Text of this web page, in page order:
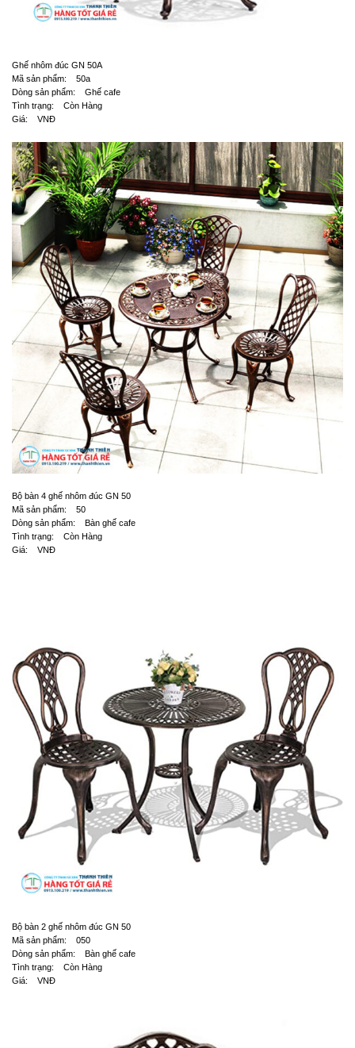
Ghế nhôm đúc GN 50A
Mã sản phẩm: 50a
Dòng sản phẩm: Ghế cafe
Tình trạng: Còn Hàng
Giá: VNĐ
Bộ bàn 4 ghế nhôm đúc GN 50
Mã sản phẩm: 50
Dòng sản phẩm: Bàn ghế cafe
Tình trạng: Còn Hàng
Giá: VNĐ
Bộ bàn 2 ghế nhôm đúc GN 50
Mã sản phẩm: 050
Dòng sản phẩm: Bàn ghế cafe
Tình trạng: Còn Hàng
Giá: VNĐ